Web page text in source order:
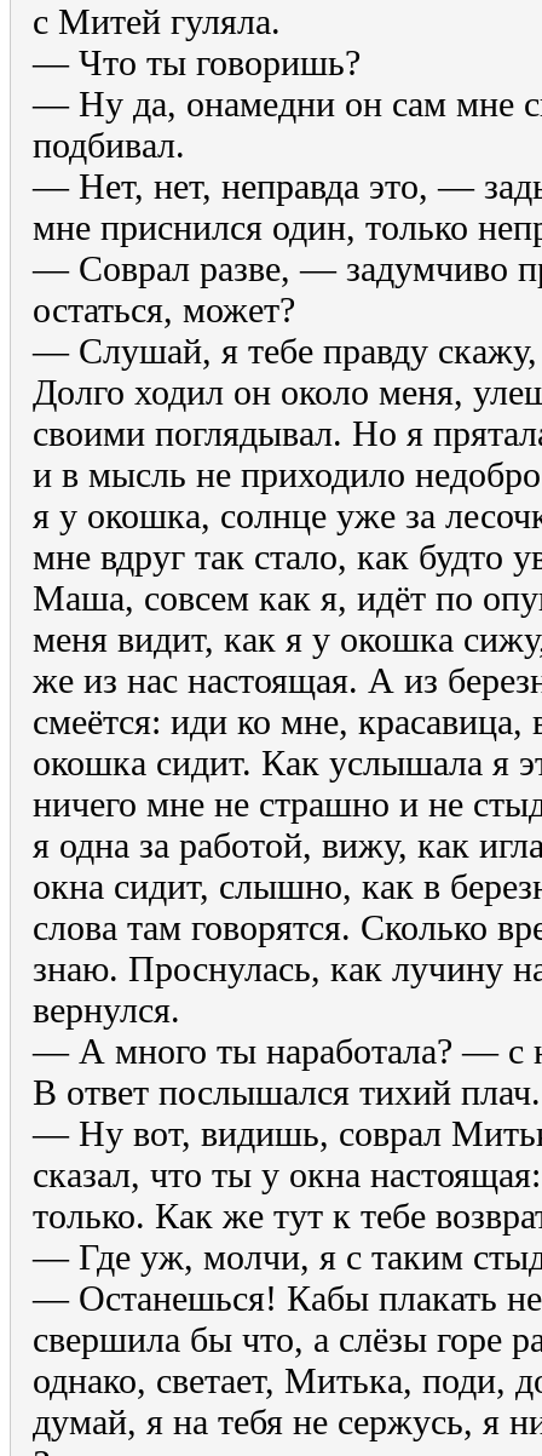
с Митей гуляла.
— Что ты говоришь?
— Ну да, онамедни он сам мне
подбивал.
— Нет, нет, неправда это, —
мне приснился один, только
— Соврал разве, — задумчиво
остаться, может?
— Слушай, я тебе правду
Долго ходил он около меня,
своими поглядывал. Но я
и в мысль не приходило
я у окошка, солнце уже за
мне вдруг так стало, как будто
Маша, совсем как я, идёт по
меня видит, как я у окошка
же из нас настоящая. А из
смеётся: иди ко мне, красавица,
окошка сидит. Как услышала я
ничего мне не страшно и не
я одна за работой, вижу, как
окна сидит, слышно, как в
слова там говорятся. Сколько
знаю. Проснулась, как лучину
вернулся.
— А много ты наработала? — с
В ответ послышался тихий плач.
— Ну вот, видишь, соврал
сказал, что ты у окна
только. Как же тут к тебе
— Где уж, молчи, я с таким
— Останешься! Кабы плакать
свершила бы что, а слёзы горе
однако, светает, Митька, поди,
думай, я на тебя не сержусь, я